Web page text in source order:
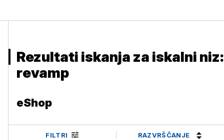
Rezultati iskanja za iskalni niz:
revamp
eShop
FILTRI RAZVRŠČANJE